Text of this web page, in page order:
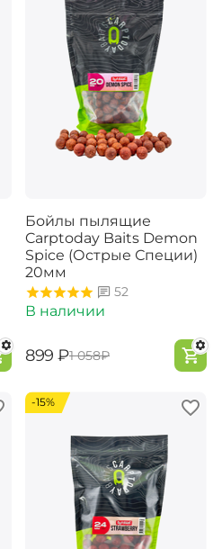
Бойлы пылящие
Carptoday Baits Demon
Spice (Острые Специи)
20мм
52
В наличии
‍899‍ ₽‍1 058‍₽
-15%